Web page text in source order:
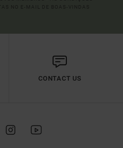
CONTACT US